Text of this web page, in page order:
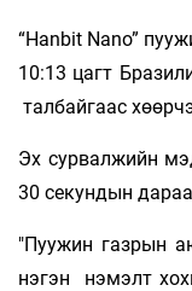
“Hanbit Nano”
10:13 цагт
талбайгаас
Эх сурвалжийн
30 секундын
"Пуужин газрын
нэгэн нэмэлт